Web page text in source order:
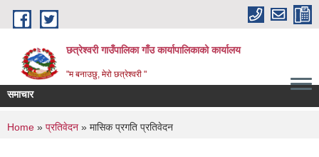
Skip to main content
छत्रेश्वरी गाउँपालिका गाँउ कार्यापालिकाको कार्यालय
"म बनाउछु, मेरो छत्रेश्वरी "
समाचार
You are here
Home » प्रतिवेदन » मासिक प्रगति प्रतिवेदन